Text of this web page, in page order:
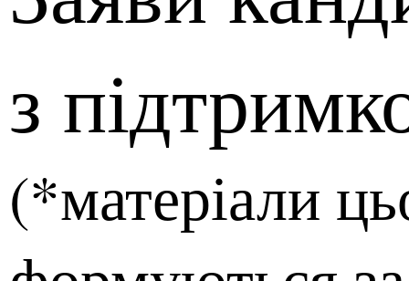
з
(*матеріали